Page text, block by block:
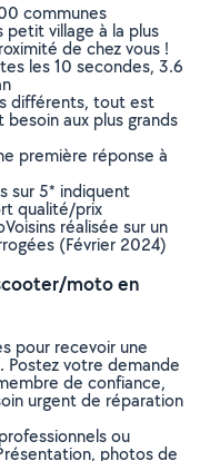
communes
petit village à la plus
de chez vous !
les 10 secondes, 3.6
différents, tout est
aux plus grands
première réponse à
sur 5* indiquent
qualité/prix
réalisée sur un
(Février 2024)
moto en
pour recevoir une
votre demande
de confiance,
urgent de réparation
ou
photos de